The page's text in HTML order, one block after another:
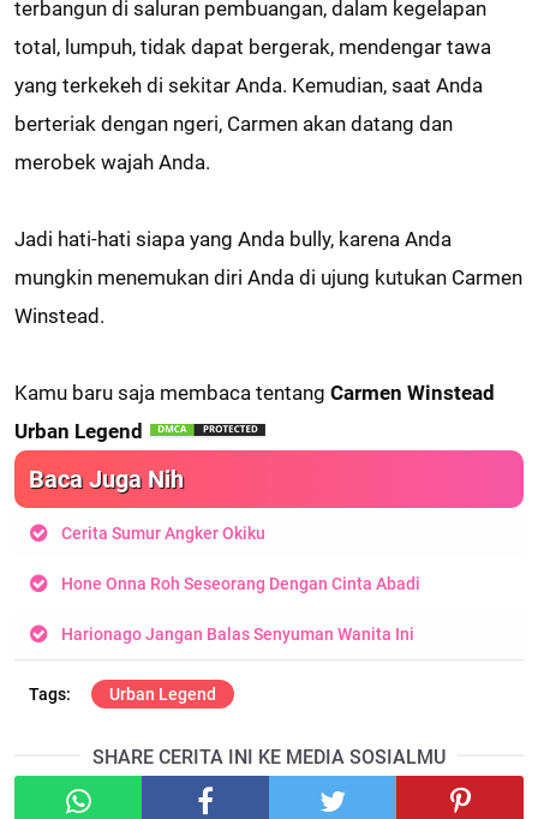
terbangun di saluran pembuangan, dalam kegelapan
total, lumpuh, tidak dapat bergerak, mendengar tawa
yang terkekeh di sekitar Anda. Kemudian, saat Anda
berteriak dengan ngeri, Carmen akan datang dan
merobek wajah Anda.
Jadi hati-hati siapa yang Anda bully, karena Anda
mungkin menemukan diri Anda di ujung kutukan Carmen
Winstead.
Kamu baru saja membaca tentang Carmen Winstead
Urban Legend
Baca Juga Nih
Cerita Sumur Angker Okiku
Hone Onna Roh Seseorang Dengan Cinta Abadi
Harionago Jangan Balas Senyuman Wanita Ini
Urban Legend
SHARE CERITA INI KE MEDIA SOSIALMU